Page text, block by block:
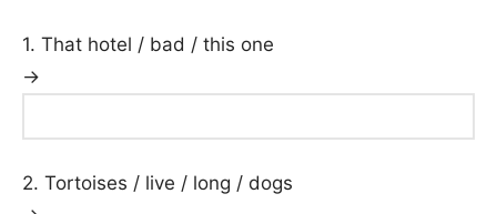
1. That hotel / bad / this one
→
2. Tortoises / live / long / dogs